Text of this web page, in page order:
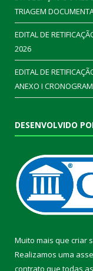
TRIAGEM
EDITAL DE
2026
EDITAL DE
ANEXO I
DESENVOLVIDO
Muito mais que criar
Realizamos uma
contrato que todas